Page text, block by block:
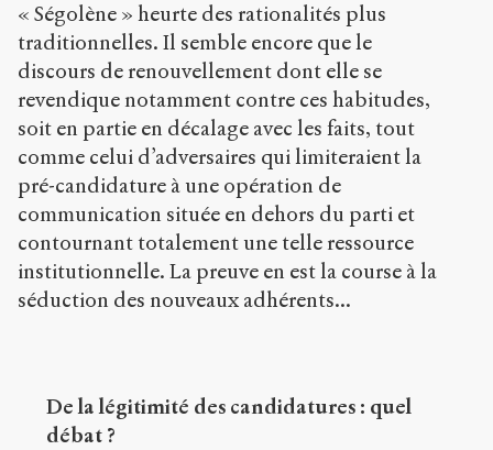
« Ségolène » heurte des rationalités plus
traditionnelles. Il semble encore que le
discours de renouvellement dont elle se
revendique notamment contre ces habitudes,
soit en partie en décalage avec les faits, tout
comme celui d’adversaires qui limiteraient la
pré-candidature à une opération de
communication située en dehors du parti et
contournant totalement une telle ressource
institutionnelle. La preuve en est la course à la
séduction des nouveaux adhérents...
De la légitimité des candidatures : quel
débat ?